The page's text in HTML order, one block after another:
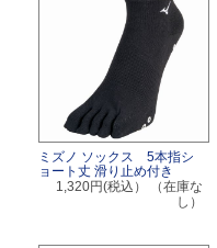
ミズノ ソックス 5本指シ
ョート丈 滑り止め付き
1,320円(税込）
（在庫な
し）